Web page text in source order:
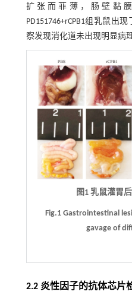
扩张而菲薄，肠壁黏
PD151746+rCPB1组乳鼠出
察发现消化道未出现明显病
图1 乳鼠灌胃
Fig.1 Gastrointestinal
gavage of
2.2 炎性因子的抗体芯片